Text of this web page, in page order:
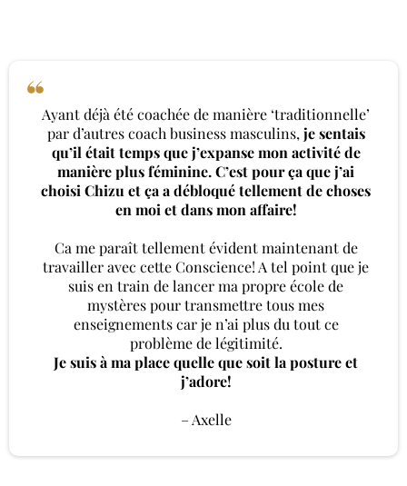
Ayant déjà été coachée de manière ‘traditionnelle’
par d’autres coach business masculins, je sentais
qu’il était temps que j’expanse mon activité de
manière plus féminine. C’est pour ça que j’ai
choisi Chizu et ça a débloqué tellement de choses
en moi et dans mon affaire!
Ca me paraît tellement évident maintenant de
travailler avec cette Conscience! A tel point que je
suis en train de lancer ma propre école de
mystères pour transmettre tous mes
enseignements car je n’ai plus du tout ce
problème de légitimité.
Je suis à ma place quelle que soit la posture et
j’adore!
– Axelle